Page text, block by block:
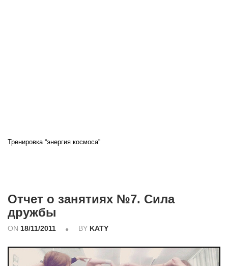
Тренировка “энергия космоса”
Отчет о занятиях №7. Сила
дружбы
ON 18/11/2011 BY KATY